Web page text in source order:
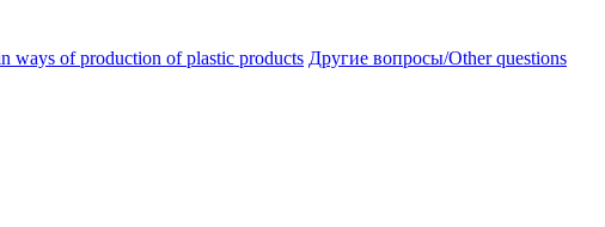
ways of production of plastic products Другие вопросы/Other questions